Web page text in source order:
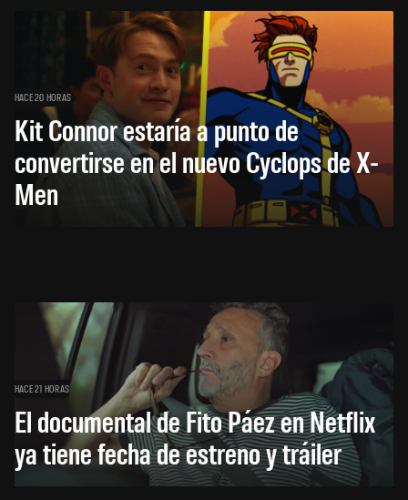
HACE 20 HORAS
Kit Connor estaría a punto de
convertirse en el nuevo Cyclops de X-
Men
HACE 21 HORAS
El documental de Fito Páez en Netflix
ya tiene fecha de estreno y tráiler